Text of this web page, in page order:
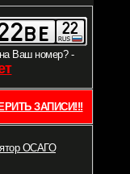
Ваш номер? -
ЗАПИСИ!!!
ОСАГО